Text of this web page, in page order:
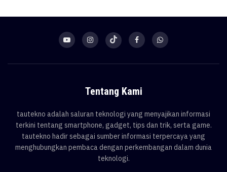
Tentang Kami
tautekno adalah saluran teknologi yang menyajikan informasi
terkini tentang smartphone, gadget, tips dan trik, serta game.
tautekno hadir sebagai sumber informasi terpercaya yang
menghubungkan pembaca dengan perkembangan dalam dunia
teknologi.